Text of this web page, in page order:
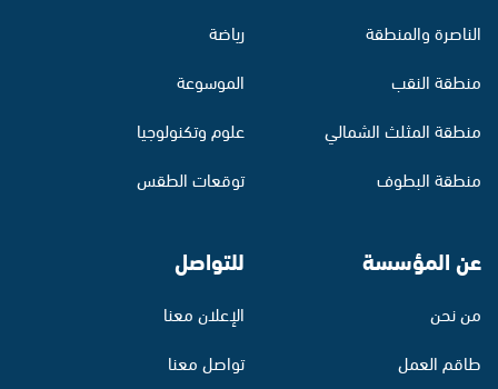
الناصرة والمنطقة
منطقة النقب
منطقة المثلث الشمالي
منطقة البطوف
رياضة
الموسوعة
علوم وتكنولوجيا
توقعات الطقس
عن المؤسسة
من نحن
طاقم العمل
للتواصل
الإعلان معنا
تواصل معنا